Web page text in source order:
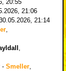
20:55
21:06
21:14
- Smeller